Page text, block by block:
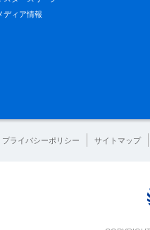
ディア情報
プライバシーポリシー サイトマップ